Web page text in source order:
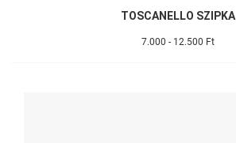
TOSCANELLO SZIPKA
7.000 - 12.500 Ft